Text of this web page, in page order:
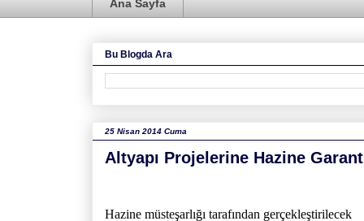
Ana Sayfa
Bu Blogda Ara
25 Nisan 2014 Cuma
Altyapı Projelerine Hazine
Hazine müsteşarlığı tarafından gerçekleştirilecek